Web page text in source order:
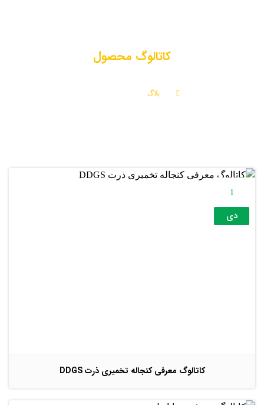
کاتالوگ محصول
بلاگ
کاتالوگ معرفی کنجاله تخمیری ذرت DDGS
1
دی